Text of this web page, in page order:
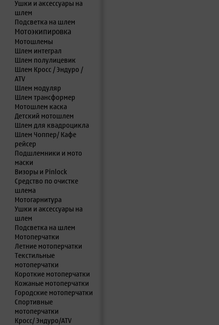
Ушки и аксессуары на
шлем
Подсветка на шлем
Мотоэкипировка
Мотошлемы
Шлем интеграл
Шлем полулицевик
Шлем Кросс / Эндуро /
ATV
Шлем модуляр
Шлем трансформер
Мотошлем каска
Детский мотошлем
Шлем для квадроцикла
Шлем Чоппер/ Кафе
рейсер
Подшлемники и мото
маски
Визоры и Pinlock
Средство по очистке
шлема
Мотогарнитура
Ушки и аксессуары на
шлем
Подсветка на шлем
Мотоперчатки
Летние мотоперчатки
Текстильные
мотоперчатки
Короткие мотоперчатки
Кожаные мотоперчатки
Городские мотоперчатки
Спортивные
мотоперчатки
Кросс/ Эндуро/ATV